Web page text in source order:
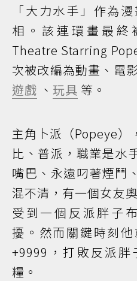
「大力水手」作為
相。該連環畫最終
Theatre Starring
次被改編為動畫、電
遊戲 、 玩具 等。
主角卜派（Popeye）
比、普派，職業是水
嘴巴、永遠叼著煙鬥
混不清，有一個女友
受到一個反派胖子
擾。然而關鍵時刻
+9999，打敗反派
糧。